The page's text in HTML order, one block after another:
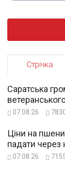
Стрічка
Саратська
07.08.26
Ціни на
падати через
07.08.26